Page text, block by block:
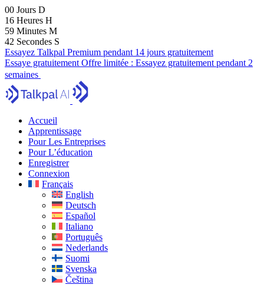
00 Jours D
16 Heures H
59 Minutes M
41 Secondes S
Essayez Talkpal Premium pendant 14 jours gratuitement
Essaye gratuitement Offre limitée : Essayez gratuitement pendant 2
semaines
Accueil
Apprentissage
Pour Les Entreprises
Pour L’éducation
Enregistrer
Connexion
Français
English
Deutsch
Español
Italiano
Português
Nederlands
Suomi
Svenska
Čeština